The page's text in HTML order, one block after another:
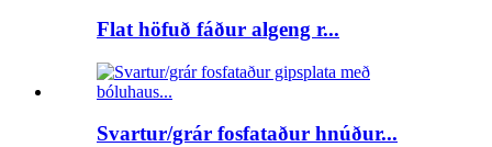
Flat höfuð fáður algeng r...
Svartur/grár fosfataður hnúður...